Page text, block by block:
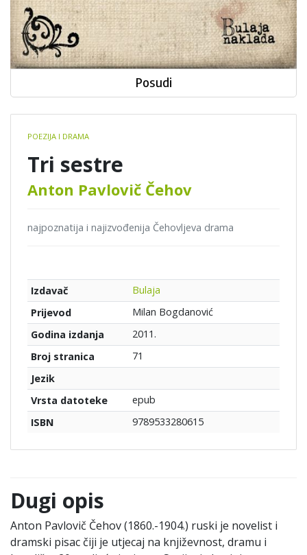
details
POEZIJA I DRAMA
Tri sestre
Anton Pavlovič Čehov
najpoznatija i najizvođenija Čehovljeva drama
Izdavač
Bulaja
Prijevod
Milan Bogdanović
Godina izdanja
2011.
Broj stranica
71
Jezik
Vrsta datoteke
epub
ISBN
9789533280615
Posudi
Dugi opis
Anton Pavlovič Čehov (1860.-1904.) ruski je novelist i
dramski pisac čiji je utjecaj na književnost, dramu i